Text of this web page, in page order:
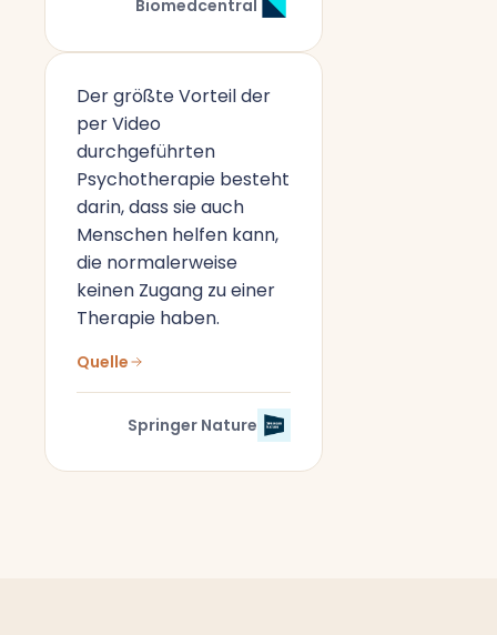
Biomedcentral
Der größte Vorteil der
per Video
durchgeführten
Psychotherapie besteht
darin, dass sie auch
Menschen helfen kann,
die normalerweise
keinen Zugang zu einer
Therapie haben.
Quelle
Springer Nature